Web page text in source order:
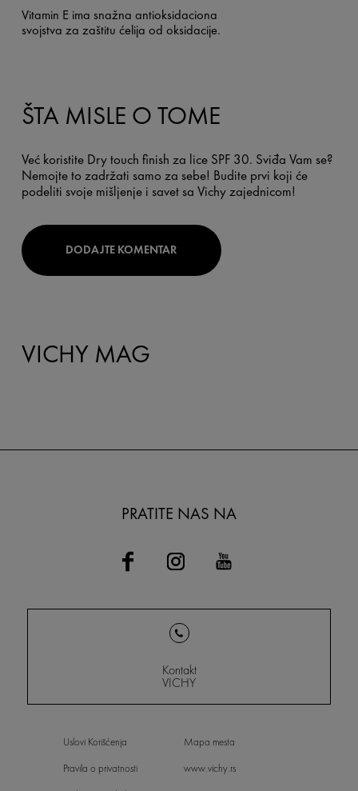
Vitamin E ima snažna antioksidaciona
svojstva za zaštitu ćelija od oksidacije.
ŠTA MISLE O TOME
Već koristite Dry touch finish za lice SPF 30. Sviđa Vam se?
Nemojte to zadržati samo za sebe! Budite prvi koji će
podeliti svoje mišljenje i savet sa Vichy zajednicom!
DODAJTE KOMENTAR
VICHY MAG
PRATITE NAS NA
Kontakt
VICHY
Uslovi Korišćenja
Pravila o privatnosti
Mapa mesta
www.vichy.rs